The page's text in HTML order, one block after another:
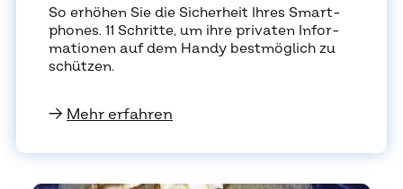
So er­hö­hen Sie die Si­cher­heit Ih­res Smart­
phones. 11 Schrit­te, um ihre pri­va­ten In­for­
ma­tio­nen auf dem Han­dy best­mög­lich zu
schüt­zen.
→ Mehr erfahren